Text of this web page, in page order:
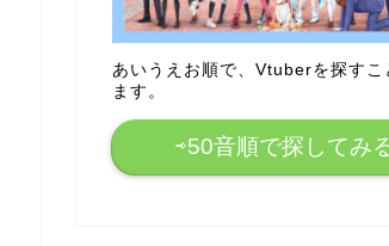
あいうえお順で、Vtuberを探すこ
ます。
⇨50音順で探してみ